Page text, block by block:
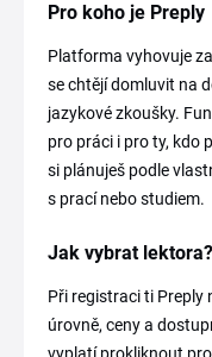
Pro koho je Preply
Platforma vyhovuje
se chtějí domluvit na
jazykové zkoušky.
pro práci i pro ty, kdo
si plánuješ podle
s prací nebo studiem.
Jak vybrat lektora?
Při registraci ti Preply
úrovně, ceny a